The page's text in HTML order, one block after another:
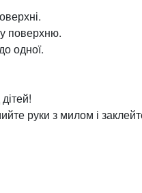
поверхню.
одної.
руки з милом і